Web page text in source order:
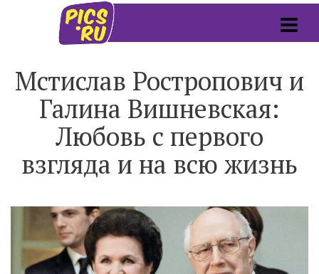
Мстислав Ростропович и
Галина Вишневская:
Любовь с первого
взгляда и на всю жизнь